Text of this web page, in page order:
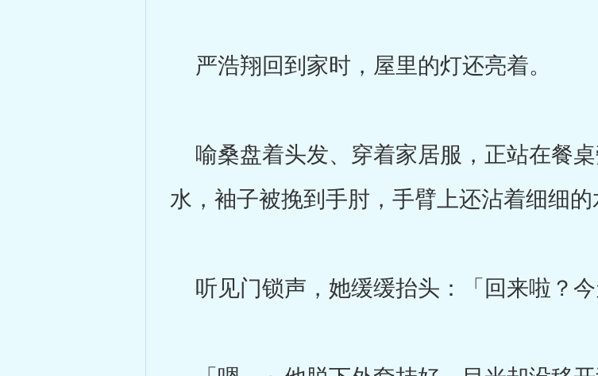
严浩翔回到家时，屋里的灯还亮着。
喻桑盘着头发、穿着家居服，正站在餐
水，袖子被挽到手肘，手臂上还沾着细细的
听见门锁声，她缓缓抬头：「回来啦？今